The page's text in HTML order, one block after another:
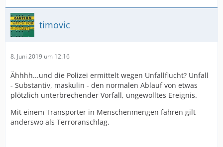
timovic
8. Juni 2019 um 12:16
Ähhhh...und die Polizei ermittelt wegen Unfallflucht? Unfall
- Substantiv, maskulin - den normalen Ablauf von etwas
plötzlich unterbrechender Vorfall, ungewolltes Ereignis.
Mit einem Transporter in Menschenmengen fahren gilt
anderswo als Terroranschlag.